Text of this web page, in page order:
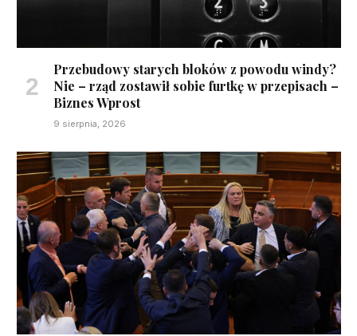
Przebudowy starych bloków z powodu windy?
Nie – rząd zostawił sobie furtkę w przepisach –
Biznes Wprost
9 sierpnia, 2026